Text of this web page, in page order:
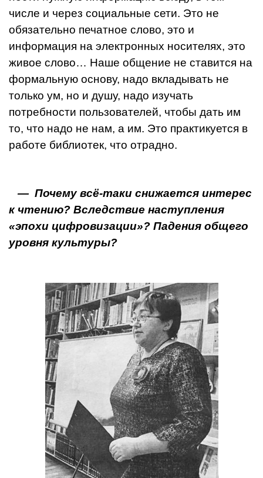
числе и через социальные сети. Это не
обязательно печатное слово, это и
информация на электронных носителях, это
живое сло­во… Наше общение не ставится на
формальную основу, надо вкладывать не
только ум, но и душу, надо изучать
потребности пользователей, чтобы дать им
то, что на­до не нам, а им. Это практикуется в
работе библиотек, что отрадно.
— Почему всё-таки снижается интерес
к чтению? Вследствие наступления
«эпохи цифровизации»? Падения общего
уровня культуры?